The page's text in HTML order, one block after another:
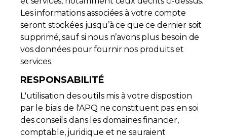
Les informations associées à votre compte
seront stockées jusqu’à ce que ce dernier soit
supprimé, sauf si nous n’avons plus besoin de
vos données pour fournir nos produits et
services.
RESPONSABILITÉ
L'utilisation des outils mis à votre disposition
par le biais de l'APQ ne constituent pas en soi
des conseils dans les domaines financier,
comptable, juridique et ne sauraient